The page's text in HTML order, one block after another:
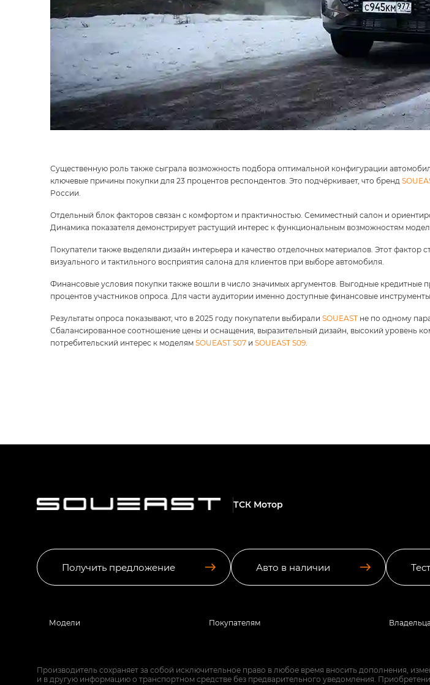
Существенную роль также сыграла возможность подбора оптимальной конфигурации
ключевые причины покупки для 23 процентов респондентов. Это подчёркивает, что бренд
России.
Отдельный блок факторов связан с комфортом и практичностью. Семиместный салон и
Динамика показателя демонстрирует растущий интерес к функциональным возможностям
Покупатели также выделяли дизайн интерьера и качество отделочных материалов. Этот фактор
визуального и тактильного восприятия салона для клиентов при выборе автомобиля.
Финансовые условия покупки также вошли в число значимых аргументов. Выгодные
процентов участников опроса. Для части аудитории именно доступные финансовые
Результаты опроса показывают, что в 2025 году покупатели выбирали SOUEAST не по одному
Сбалансированное соотношение цены и оснащения, выразительный дизайн, высокий уровень
потребительский интерес к моделямSOUEAST S07 и SOUEAST S09
Получить предложение Авто в наличии
ТСК Мотор
Модели Покупателям
Производитель сохраняет за собой исключительное право в любое время вносить дополнения,
и в другую информацию о транспортном средстве без предварительного уведомления.